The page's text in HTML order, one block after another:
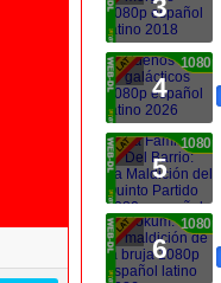
3
4
1080p
5
1080p
6
1080p